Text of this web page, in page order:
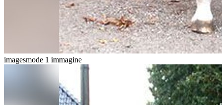
imagesmode 1 immagine